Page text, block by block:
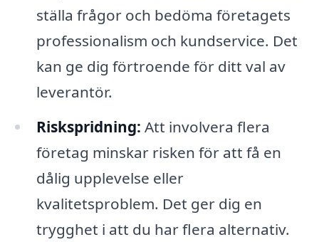
ställa frågor och bedöma företagets
professionalism och kundservice. Det
kan ge dig förtroende för ditt val av
leverantör.
Riskspridning: Att involvera flera
företag minskar risken för att få en
dålig upplevelse eller
kvalitetsproblem. Det ger dig en
trygghet i att du har flera alternativ.